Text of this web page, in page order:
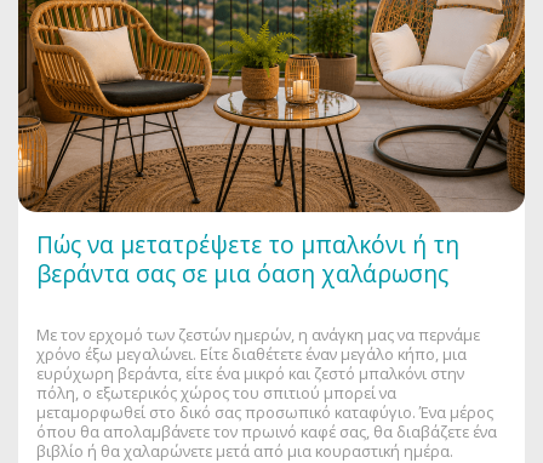
Πώς να μετατρέψετε το μπαλκόνι ή τη
βεράντα σας σε μια όαση χαλάρωσης
Με τον ερχομό των ζεστών ημερών, η ανάγκη μας να περνάμε
χρόνο έξω μεγαλώνει. Είτε διαθέτετε έναν μεγάλο κήπο, μια
ευρύχωρη βεράντα, είτε ένα μικρό και ζεστό μπαλκόνι στην
πόλη, ο εξωτερικός χώρος του σπιτιού μπορεί να
μεταμορφωθεί στο δικό σας προσωπικό καταφύγιο. Ένα μέρος
όπου θα απολαμβάνετε τον πρωινό καφέ σας, θα διαβάζετε ένα
βιβλίο ή θα χαλαρώνετε μετά από μια κουραστική ημέρα.